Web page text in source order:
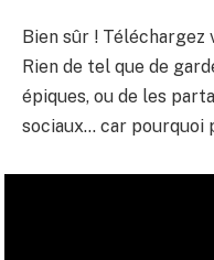
Bien sûr ! Téléchargez
Rien de tel que de
épiques, ou de les
sociaux… car pourquoi